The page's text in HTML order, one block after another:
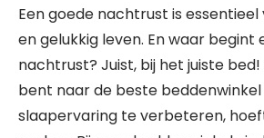
Een goede nachtrust is
en gelukkig leven. En waar begint
nachtrust? Juist, bij het juiste bed!
bent naar de beste
slaapervaring te verbeteren,